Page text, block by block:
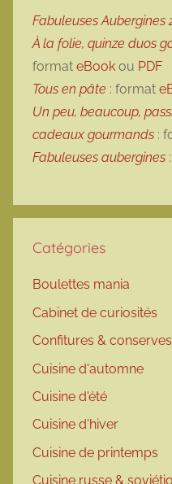
Fabuleuses Aubergines
À la folie, quinze duos
format eBook ou PDF
Tous en pâte : format
Un peu, beaucoup,
cadeaux gourmands :
Fabuleuses aubergines
Catégories
Boulettes mania
Cabinet de curiosités
Confitures &
Cuisine d'automne
Cuisine d'été
Cuisine d'hiver
Cuisine de printemps
Cuisine russe &